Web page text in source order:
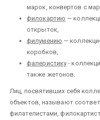
марок, конвертов с
филокартию —
открыток,
филумению —
коробков,
фалеристику -
также жетонов.
Лиц, посвятивших себя
объектов, называют
филателистами,